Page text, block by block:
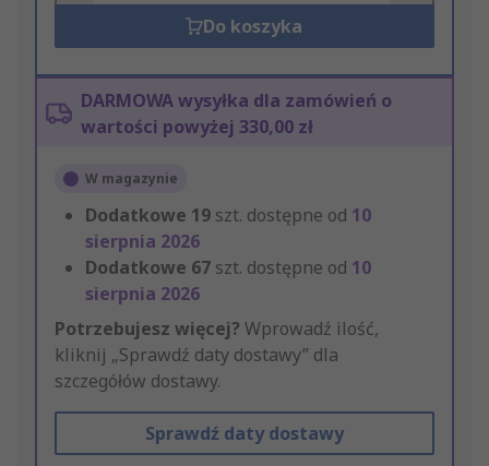
Do koszyka
DARMOWA wysyłka dla zamówień o
wartości powyżej 330,00 zł
W magazynie
Dodatkowe 19 szt. dostępne od 10
sierpnia 2026
Dodatkowe 67 szt. dostępne od 10
sierpnia 2026
Potrzebujesz więcej? Wprowadź ilość,
kliknij „Sprawdź daty dostawy” dla
szczegółów dostawy.
Sprawdź daty dostawy